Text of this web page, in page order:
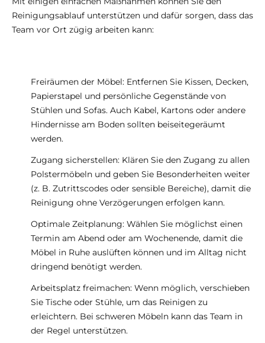
Reinigungsablauf unterstützen und dafür sorgen, dass das
Team vor Ort zügig arbeiten kann:
Freiräumen der Möbel: Entfernen Sie Kissen, Decken,
Papierstapel und persönliche Gegenstände von
Stühlen und Sofas. Auch Kabel, Kartons oder andere
Hindernisse am Boden sollten beiseitegeräumt
werden.
Zugang sicherstellen: Klären Sie den Zugang zu allen
Polstermöbeln und geben Sie Besonderheiten weiter
(z. B. Zutrittscodes oder sensible Bereiche), damit die
Reinigung ohne Verzögerungen erfolgen kann.
Optimale Zeitplanung: Wählen Sie möglichst einen
Termin am Abend oder am Wochenende, damit die
Möbel in Ruhe auslüften können und im Alltag nicht
dringend benötigt werden.
Arbeitsplatz freimachen: Wenn möglich, verschieben
Sie Tische oder Stühle, um das Reinigen zu
erleichtern. Bei schweren Möbeln kann das Team in
der Regel unterstützen.